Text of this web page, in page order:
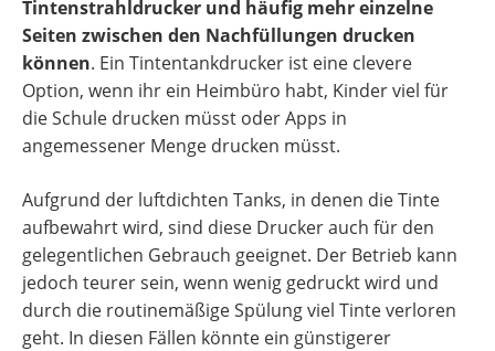
Tintenstrahldrucker und häufig mehr einzelne
Seiten zwischen den Nachfüllungen drucken
können. Ein Tintentankdrucker ist eine clevere
Option, wenn ihr ein Heimbüro habt, Kinder viel für
die Schule drucken müsst oder Apps in
angemessener Menge drucken müsst.
Aufgrund der luftdichten Tanks, in denen die Tinte
aufbewahrt wird, sind diese Drucker auch für den
gelegentlichen Gebrauch geeignet. Der Betrieb kann
jedoch teurer sein, wenn wenig gedruckt wird und
durch die routinemäßige Spülung viel Tinte verloren
geht. In diesen Fällen könnte ein günstigerer